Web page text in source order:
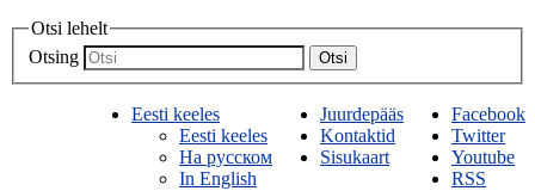
Otsi lehelt
Otsing
Otsi
Facebook
Twitter
Youtube
RSS
Juurdepääs
Kontaktid
Sisukaart
Eesti keeles
Eesti keeles
На русском
In English